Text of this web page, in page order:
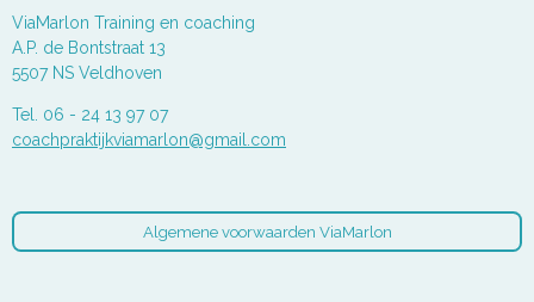
ViaMarlon Training en coaching
A.P. de Bontstraat 13
5507 NS Veldhoven
Tel. 06 - 24 13 97 07
coachpraktijkviamarlon@gmail.com
Algemene voorwaarden ViaMarlon